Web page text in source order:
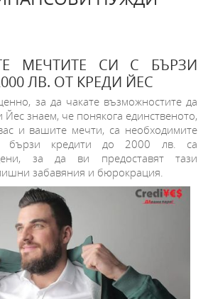
МЕЧТИТЕ СИ С БЪРЗИ
ЛВ. ОТ КРЕДИ ЙЕС
за да чакате възможностите да
знаем, че понякога единственото,
и вашите мечти, са необходимите
бързи кредити до 2000 лв. са
за да ви предоставят тази
забавяния и бюрокрация.